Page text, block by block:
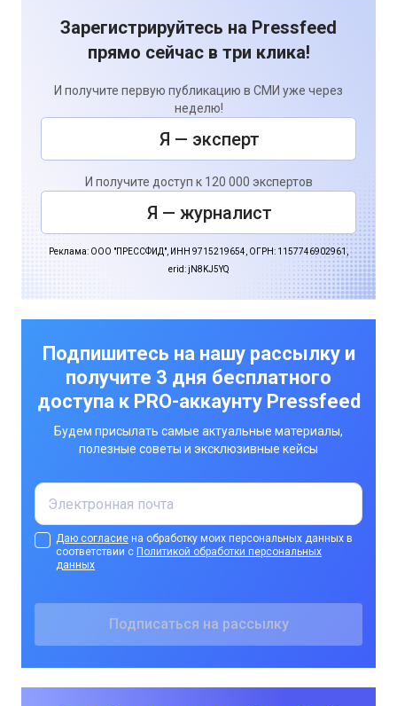
Зарегистрируйтесь на Pressfeed
прямо сейчас в три клика!
И получите первую публикацию в СМИ уже через
неделю!
Я — эксперт
И получите доступ к 120 000 экспертов
Я — журналист
Реклама: ООО "ПРЕССФИД", ИНН 9715219654, ОГРН: 1157746902961,
erid: jN8KJ5YQ
Подпишитесь на нашу рассылку и
получите 3 дня бесплатного
доступа к PRO-аккаунту Pressfeed
Будем присылать самые актуальные материалы,
полезные советы и эксклюзивные кейсы
Даю согласие на обработку моих персональных данных в
соответствии с Политикой обработки персональных
данных